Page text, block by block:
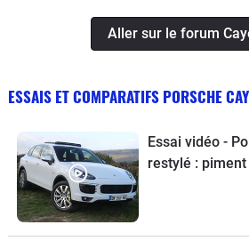
Aller sur le forum
ESSAIS ET COMPARATIFS PORSCHE
Essai vidéo -
restylé :